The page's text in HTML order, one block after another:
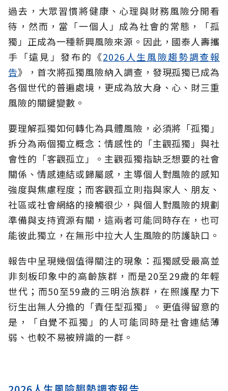
過去，大眾習慣將健康、心理與財務風險分開看
待，然而，當「一個人」成為社會的常態，「孤
獨」正成為一種新興風險來源。因此，國泰人壽攜
手「遠見」發布的《2026人生風險趨勢調查報
告》，首次將孤獨風險納入調查，發現孤獨已成為
各個世代的普遍處境，更成為放大身、心、財三重
風險的關鍵變數。
要理解孤獨如何轉化為具體風險，必須將「孤獨」
拆分為兩個獨立概念：情感性的「主觀孤獨」與社
會性的「客觀孤立」。主觀孤獨指缺乏想要的社會
關係、情感連結或歸屬感，主導個人對風險的感知
強度與焦慮程度；而客觀孤立則指與家人、朋友、
社區或社會網絡的接觸很少，與個人對風險的規劃
準備與支持資源有關，這兩者可能同時存在，也可
能彼此獨立，在無形中拉大人生風險的防護缺口。
報告中呈現幾個值得關注的現象：孤獨感受最高並
非刻板印象中的高齡族群，而是20至29歲的年輕
世代；而50至59歲的三明治族群，在照護壓力下
衍生出無人分擔的「責任型孤獨」。更值得留意的
是，「自覺不孤獨」的人可能同時是社會連結薄
弱、也較不易被辨識的一群。